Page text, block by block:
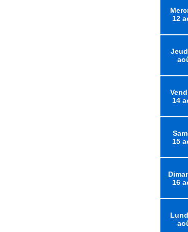
12
14
15
16